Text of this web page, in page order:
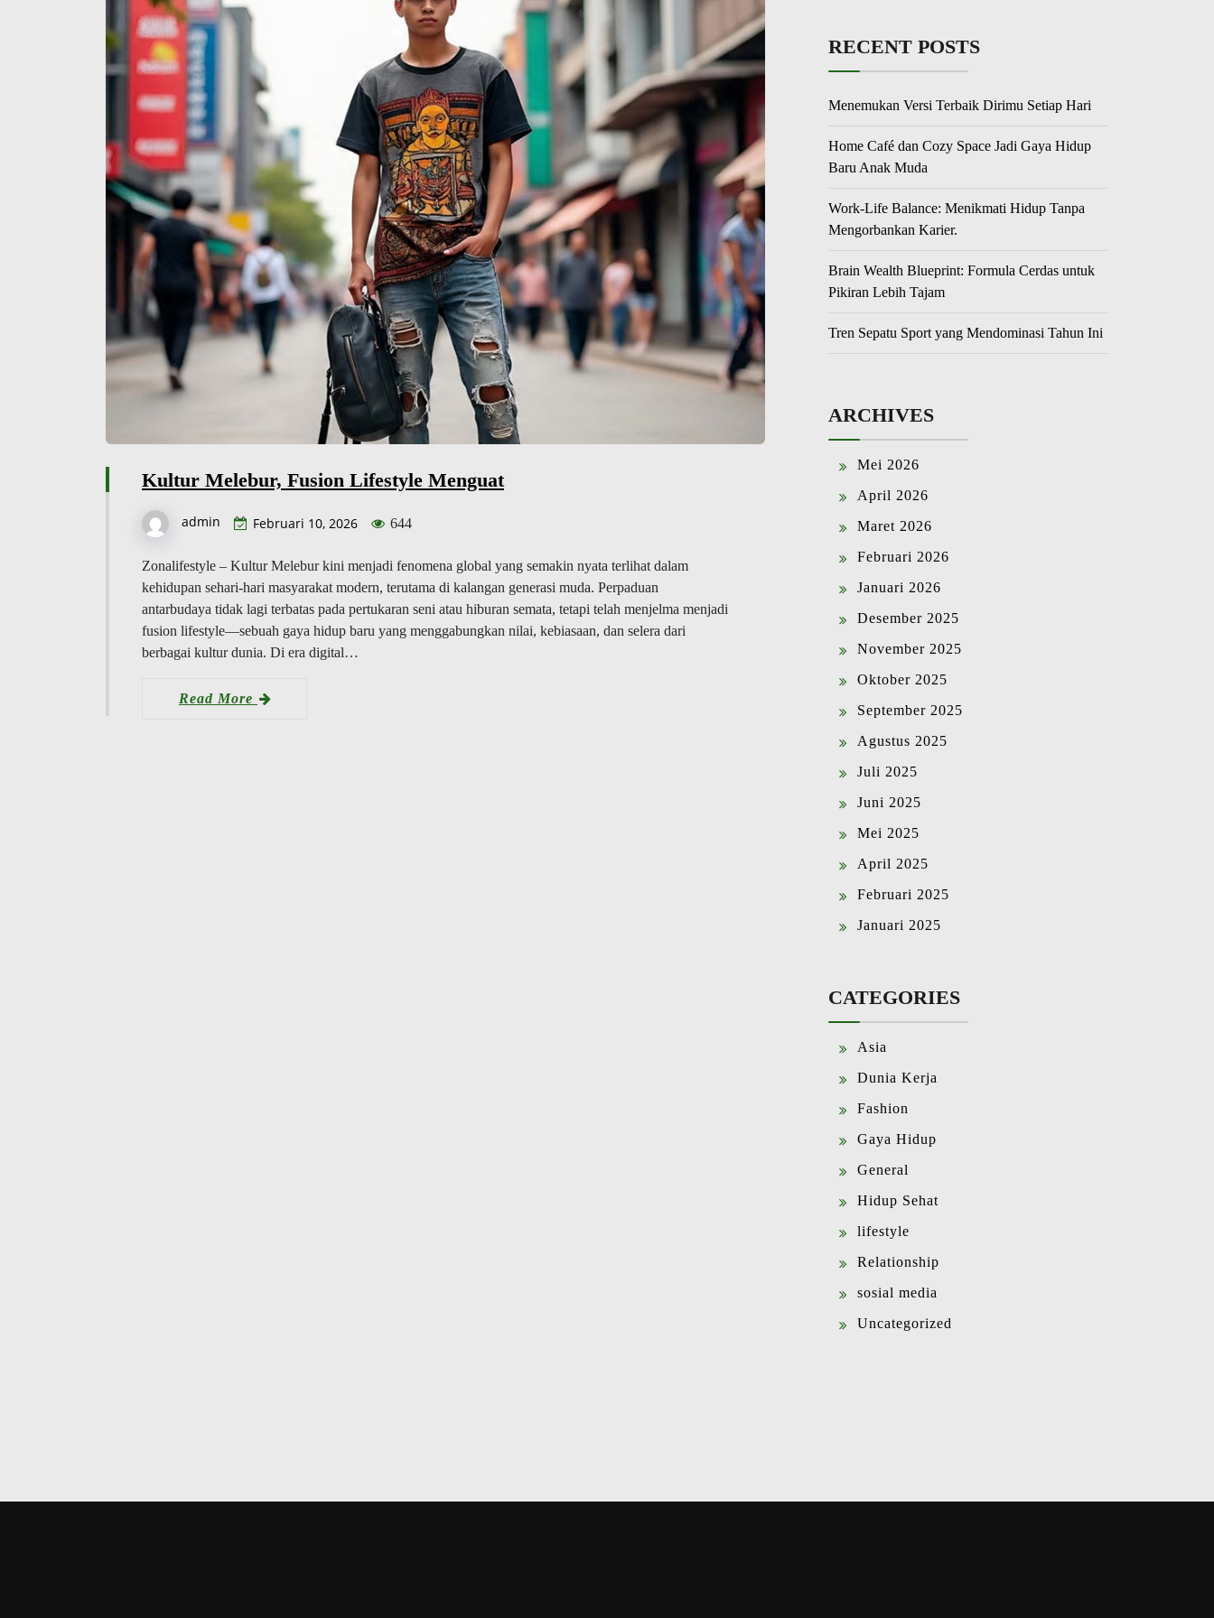
Kultur Melebur, Fusion Lifestyle Menguat
admin Februari 10, 2026 644
Zonalifestyle – Kultur Melebur kini menjadi fenomena global yang semakin nyata terlihat dalam
kehidupan sehari-hari masyarakat modern, terutama di kalangan generasi muda. Perpaduan
antarbudaya tidak lagi terbatas pada pertukaran seni atau hiburan semata, tetapi telah menjelma menjadi
fusion lifestyle—sebuah gaya hidup baru yang menggabungkan nilai, kebiasaan, dan selera dari
berbagai kultur dunia. Di era digital…
Read More
RECENT POSTS
Menemukan Versi Terbaik Dirimu Setiap Hari
Home Café dan Cozy Space Jadi Gaya Hidup
Baru Anak Muda
Work-Life Balance: Menikmati Hidup Tanpa
Mengorbankan Karier.
Brain Wealth Blueprint: Formula Cerdas untuk
Pikiran Lebih Tajam
Tren Sepatu Sport yang Mendominasi Tahun Ini
ARCHIVES
Mei 2026
April 2026
Maret 2026
Februari 2026
Januari 2026
Desember 2025
November 2025
Oktober 2025
September 2025
Agustus 2025
Juli 2025
Juni 2025
Mei 2025
April 2025
Februari 2025
Januari 2025
CATEGORIES
Asia
Dunia Kerja
Fashion
Gaya Hidup
General
Hidup Sehat
lifestyle
Relationship
sosial media
Uncategorized